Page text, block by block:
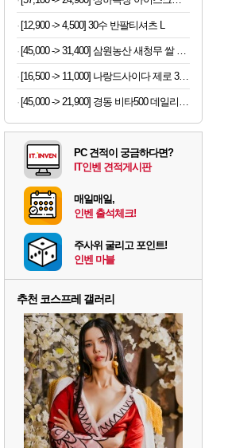
[12,900 -> 4,500] 30수 반팔티셔츠 L
[16,500 -> 11,000] 나랑드사이다 제로 345ml x 24개
[45,000 -> 21,900] 경동 비타500 데일리스틱 180포
PC 견적이 궁금하다면?
IT인벤 견적게시판
매일매일,
인벤 출석체크!
주사위 굴리고 포인트!
인벤 마블
추천 코스프레 갤러리